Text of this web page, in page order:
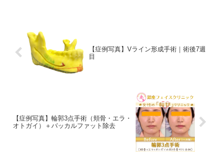
【症例写真】Vライン形成手術｜術後7週
目
【症例写真】輪郭3点手術（頬骨・エラ・
オトガイ）＋バッカルファット除去